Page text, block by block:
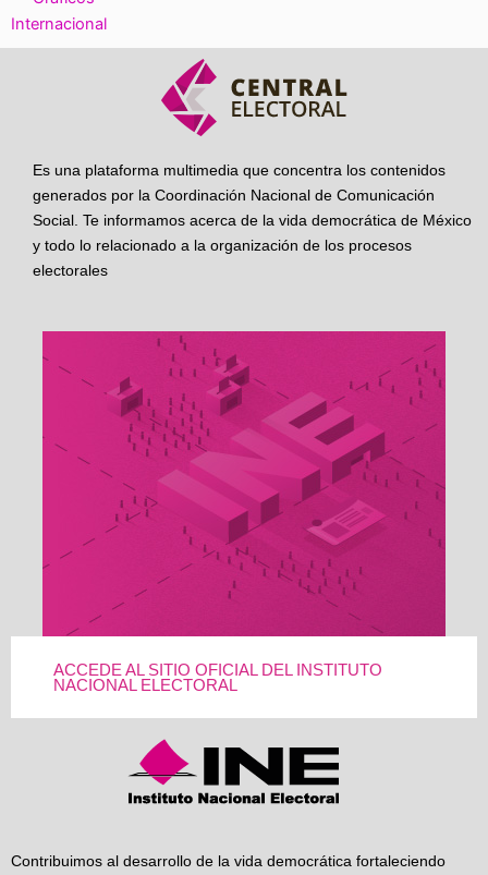
Internacional
Es una plataforma multimedia que concentra los contenidos
generados por la Coordinación Nacional de Comunicación
Social. Te informamos acerca de la vida democrática de México
y todo lo relacionado a la organización de los procesos
electorales
ACCEDE AL SITIO OFICIAL DEL INSTITUTO
NACIONAL ELECTORAL
Contribuimos al desarrollo de la vida democrática fortaleciendo